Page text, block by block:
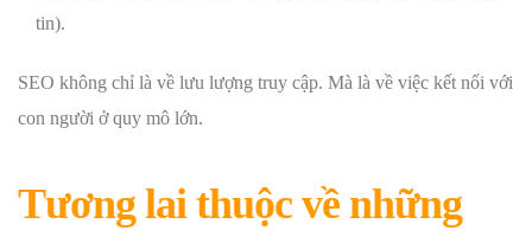
tin).
SEO không chỉ là về lưu lượng truy cập. Mà là về việc kết nối với
con người ở quy mô lớn.
Tương lai thuộc về những